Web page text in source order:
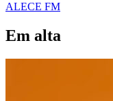
ALECE FM
Em alta